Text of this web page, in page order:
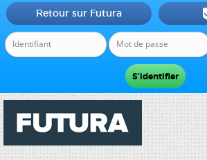
Retour sur Futura